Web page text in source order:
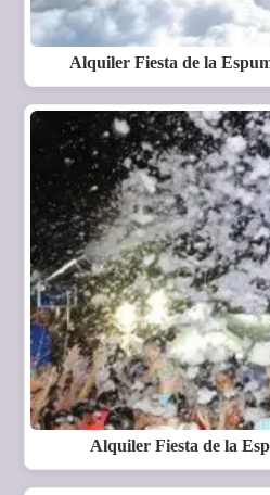
Alquiler Fiesta de la
Alquiler Fiesta de la